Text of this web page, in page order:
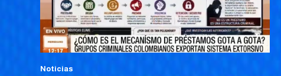
Noticias